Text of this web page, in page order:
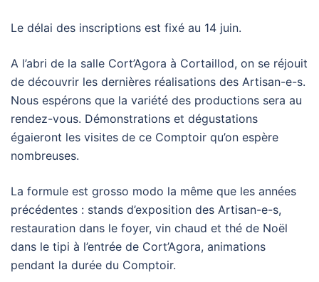
Le délai des inscriptions est fixé au 14 juin.
A l’abri de la salle Cort’Agora à Cortaillod, on se réjouit
de découvrir les dernières réalisations des Artisan-e-s.
Nous espérons que la variété des productions sera au
rendez-vous. Démonstrations et dégustations
égaieront les visites de ce Comptoir qu’on espère
nombreuses.
La formule est grosso modo la même que les années
précédentes : stands d’exposition des Artisan-e-s,
restauration dans le foyer, vin chaud et thé de Noël
dans le tipi à l’entrée de Cort’Agora, animations
pendant la durée du Comptoir.